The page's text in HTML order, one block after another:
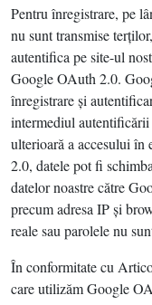
Pentru înregistrare, pe
nu sunt transmise
autentifica pe site-ul
Google OAuth 2.0.
înregistrare şi
intermediul
ulterioară a accesului în
2.0, datele pot fi
datelor noastre către
precum adresa IP şi
reale sau parolele nu
În conformitate cu
care utilizăm Google